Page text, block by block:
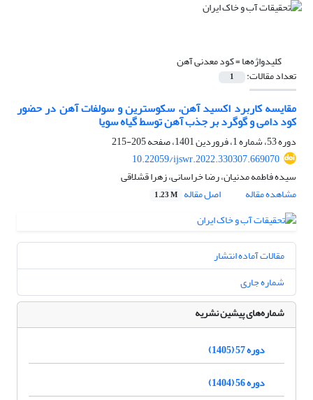
کلیدواژه‌ها =کود معدنی آهن
تعداد مقالات: 1
مقایسه کاربرد اکسید آهن، سکوسترین و سولفات آهن در حضور
کود دامی و گوگرد بر جذب آهن توسط گیاه سویا
دوره 53، شماره 1، فروردین 1401، صفحه
205-215
10.22059/ijswr.2022.330307.669070
سیده فاطمه مدنیان، رضا خراسانی، زهرا قشلاقی
مشاهده مقاله
اصل مقاله 1.23 M
مقالات آماده انتشار
شماره جاری
شماره‌های پیشین نشریه
دوره 57 (1405)
دوره 56 (1404)